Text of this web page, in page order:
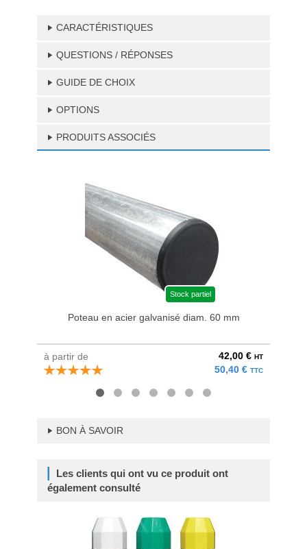
CARACTÉRISTIQUES
QUESTIONS / RÉPONSES
GUIDE DE CHOIX
OPTIONS
PRODUITS ASSOCIÉS
Stock partiel
Poteau en acier galvanisé diam. 60 mm
à partir de 42,00 € HT
50,40 € TTC
BON À SAVOIR
Les clients qui ont vu ce produit ont
également consulté